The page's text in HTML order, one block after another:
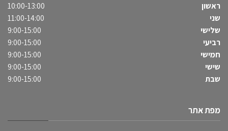
ראשון
10:00-13:00
שני
11:00-14:00
שלישי
9:00-15:00
רביעי
9:00-15:00
חמישי
9:00-15:00
שישי
9:00-15:00
שבת
9:00-15:00
מפת אתר